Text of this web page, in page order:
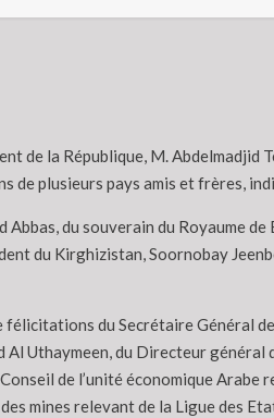
de la République, M. Abdelmadjid
de plusieurs pays amis et frères,
du souverain du Royaume
du Kirghizistan, Soornobay
du Secrétaire Général
Uthaymeen, du Directeur
de l’unité économique
mines relevant de la Ligue des